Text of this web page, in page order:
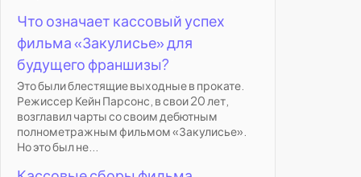
Что означает кассовый успех
фильма «Закулисье» для
будущего франшизы?
Это были блестящие выходные в прокате.
Режиссер Кейн Парсонс, в свои 20 лет,
возглавил чарты со своим дебютным
полнометражным фильмом «Закулисье».
Но это был не...